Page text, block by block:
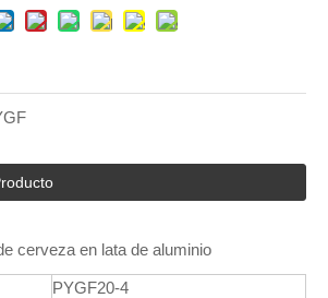
cerveza en lata de aluminio
PYGF20-4